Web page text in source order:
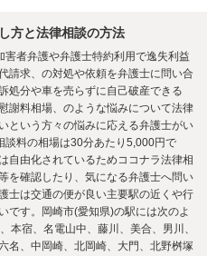
方と法律相談の方法
者弁護や弁護士特約利用で逸失利益
請求、の対処や依頼を弁護士に問い合
処分や車を売らずに自己破産できる
謝料相場、のような悩みについて法律
という方々の悩みに応える弁護士がい
談料の相場は30分あたり5,000円で
自由化されているためココナラ法律相
を確認したり、気になる弁護士へ問い
士は交通の便が良い主要駅の近くや行
です。岡崎市(愛知県)の駅には次のよ
本宿、名電山中、藤川、美合、男川、
名、中岡崎、北岡崎、大門、北野桝塚